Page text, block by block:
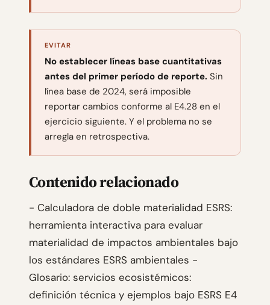
EVITAR
No establecer líneas base cuantitativas
antes del primer período de reporte. Sin
línea base de 2024, será imposible
reportar cambios conforme al E4.28 en el
ejercicio siguiente. Y el problema no se
arregla en retrospectiva.
Contenido relacionado
- Calculadora de doble materialidad ESRS:
herramienta interactiva para evaluar
materialidad de impactos ambientales bajo
los estándares ESRS ambientales -
Glosario: servicios ecosistémicos:
definición técnica y ejemplos bajo ESRS E4